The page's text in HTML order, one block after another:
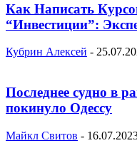
Как Написать
“Инвестиции”:
Кубрин Алексей -
Последнее судно в
покинуло Одессу
Майкл Свитов -